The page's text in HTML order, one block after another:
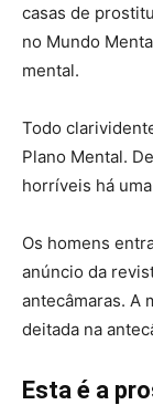
casas de
no Mundo
mental.
Todo
Plano Mental.
horríveis há
Os homens
anúncio da
antecâmaras. A
deitada na
Esta é a